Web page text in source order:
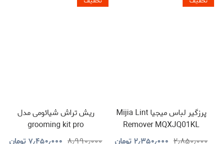
پرزگیر لباس میجیا Mijia Lint
Remover MQXJQ01KL
۲٫۸۵۰٫۰۰۰ ۲٫۳۵۰٫۰۰۰ تومان
ریش تراش شیائومی مدل
grooming kit pro
۸٫۹۹۰٫۰۰۰ ۷٫۴۵۰٫۰۰۰ تومان